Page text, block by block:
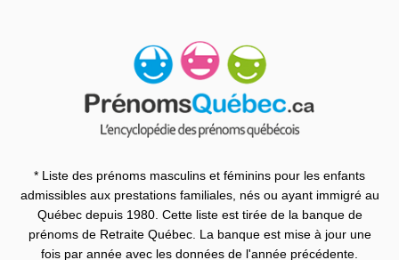
* Liste des prénoms masculins et féminins pour les enfants
admissibles aux prestations familiales, nés ou ayant immigré au
Québec depuis 1980. Cette liste est tirée de la banque de
prénoms de Retraite Québec. La banque est mise à jour une
fois par année avec les données de l'année précédente.